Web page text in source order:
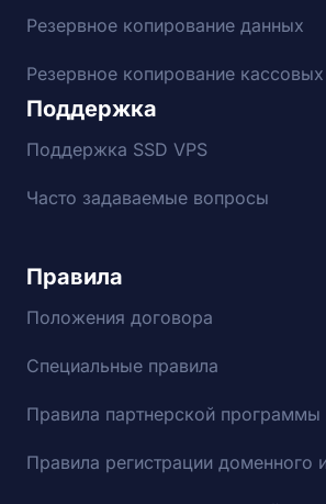
Резервное копирование данных
Резервное копирование
Поддержка
Поддержка SSD VPS
Часто задаваемые вопросы
Правила
Положения договора
Специальные правила
Правила партнерской
Правила регистрации доменного